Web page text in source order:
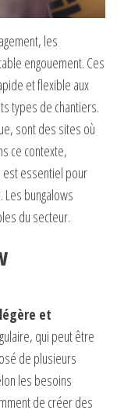
les
engouement. Ces
et flexible aux
types de chantiers.
sont des sites où
ce contexte,
essentiel pour
bungalows
du secteur.
et
qui peut être
de plusieurs
les besoins
de créer des